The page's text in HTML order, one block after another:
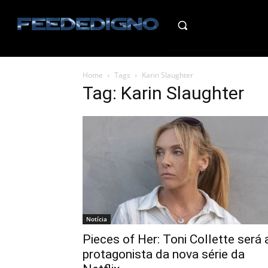
Home Tags Karin Slaughter
Tag: Karin Slaughter
Notícia
Pieces of Her: Toni Collette será
protagonista da nova série da